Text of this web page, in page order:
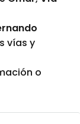
vías y
o